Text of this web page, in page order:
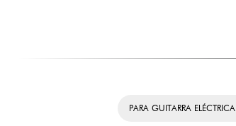
PARA GUITARRA ELÉCTRICA